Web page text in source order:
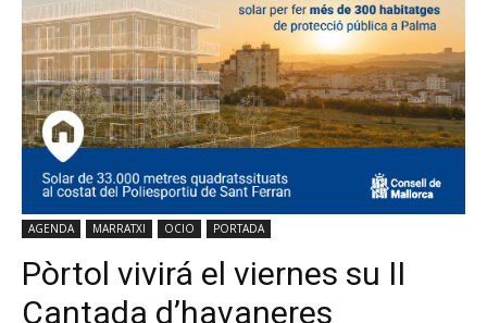
AGENDA MARRATXI OCIO PORTADA
Pòrtol vivirá el viernes su II
Cantada d’havaneres